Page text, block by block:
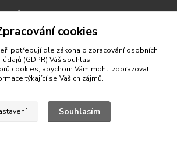
20. a 21. století
knižních ilustrací a plakátů
cookies
potřebují dle zákona o zpracování osobních
údajů (GDPR) Váš souhlas
cookies, abychom Vám mohli zobrazovat
týkající se Vašich zájmů.
Souhlasím